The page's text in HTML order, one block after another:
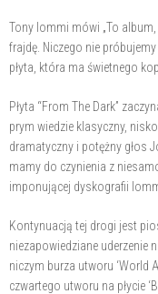
Tony Iommi mówi „To
frajdę. Niczego nie
płyta, która ma świetnego
Płyta “From The Dark”
prym wiedzie klasyczny,
dramatyczny i potężny głos
mamy do czynienia z
imponującej dyskografii
Kontynuacją tej drogi jest
niezapowiedziane uderzenie
niczym burza utworu ‘World
czwartego utworu na płycie